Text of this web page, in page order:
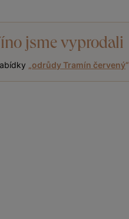
jsme vyprodali
odrůdy Tramín červený“